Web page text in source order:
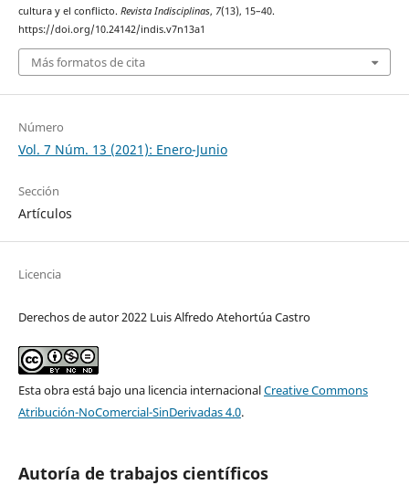
cultura y el conflicto. Revista Indisciplinas, 7(13), 15–40.
https://doi.org/10.24142/indis.v7n13a1
Más formatos de cita
Número
Vol. 7 Núm. 13 (2021): Enero-Junio
Sección
Artículos
Licencia
Derechos de autor 2022 Luis Alfredo Atehortúa Castro
Esta obra está bajo una licencia internacionalCreative Commons
Atribución-NoComercial-SinDerivadas 4.0.
Autoría de trabajos científicos